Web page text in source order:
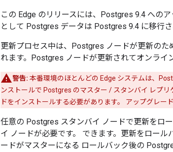
この Edge のリリースには、Postgres 9.4 への
として Postgres データは Postgres 9.4 に移行さ
更新プロセス中は、Postgres ノードが更新の
れます。Postgres ノードが更新されてオンラ
警告: 本番環境のほとんどの Edge システムは、
ンストールで Postgres のマスター / スタンバイ レプ
ドをインストールする必要があります。 アップグレー
任意の Postgres スタンバイ ノードで更新をロ
イ ノードが必要です。 できます。更新をロー
ードがマスターになる ロールバック後の